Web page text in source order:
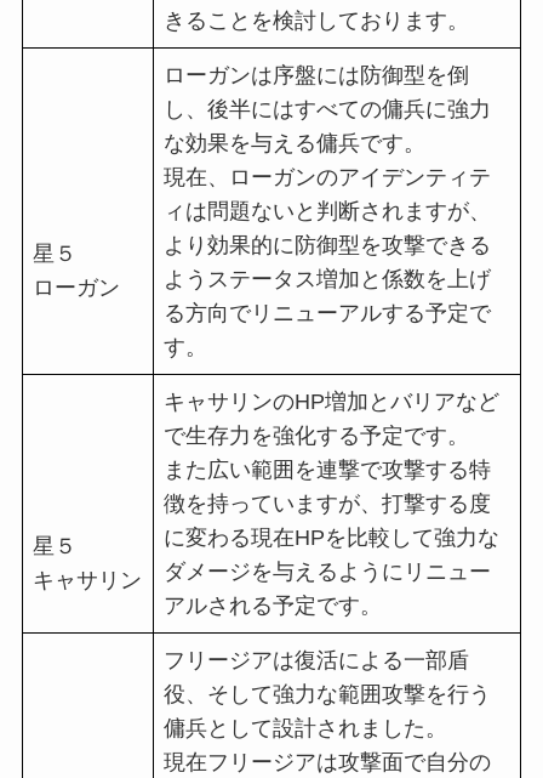
きることを検討しております。
星５
ローガン
ローガンは序盤には防御型を倒
し、後半にはすべての傭兵に強力
な効果を与える傭兵です。
現在、ローガンのアイデンティテ
ィは問題ないと判断されますが、
より効果的に防御型を攻撃できる
ようステータス増加と係数を上げ
る方向でリニューアルする予定で
す。
星５
キャサリン
キャサリンのHP増加とバリアなど
で生存力を強化する予定です。
また広い範囲を連撃で攻撃する特
徴を持っていますが、打撃する度
に変わる現在HPを比較して強力な
ダメージを与えるようにリニュー
アルされる予定です。
フリージアは復活による一部盾
役、そして強力な範囲攻撃を行う
傭兵として設計されました。
現在フリージアは攻撃面で自分の